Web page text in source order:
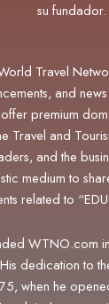
su fundador.
Travel
and
premium
Travel and
and the
medium to
related to
WTNO.com
dedication to
when he